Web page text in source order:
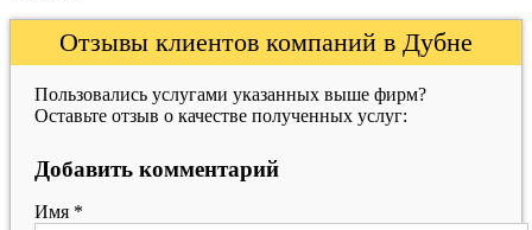
Отзывы клиентов компаний в Дубне
Пользовались услугами указанных выше фирм?
Оставьте отзыв о качестве полученных услуг:
Добавить комментарий
Имя *